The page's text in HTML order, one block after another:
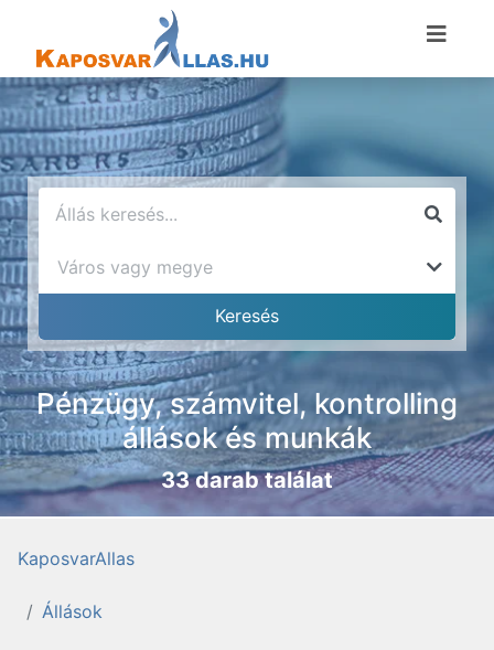
Pénzügy, számvitel, kontrolling
állások és munkák
33 darab találat
KaposvarAllas
Állások